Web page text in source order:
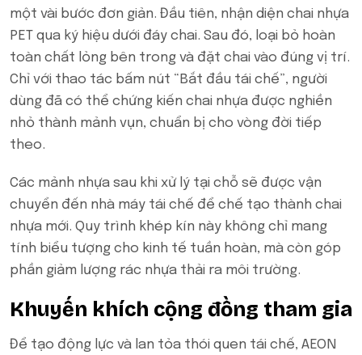
một vài bước đơn giản. Đầu tiên, nhận diện chai nhựa
PET qua ký hiệu dưới đáy chai. Sau đó, loại bỏ hoàn
toàn chất lỏng bên trong và đặt chai vào đúng vị trí.
Chỉ với thao tác bấm nút “Bắt đầu tái chế”, người
dùng đã có thể chứng kiến chai nhựa được nghiền
nhỏ thành mảnh vụn, chuẩn bị cho vòng đời tiếp
theo.
Các mảnh nhựa sau khi xử lý tại chỗ sẽ được vận
chuyển đến nhà máy tái chế để chế tạo thành chai
nhựa mới. Quy trình khép kín này không chỉ mang
tính biểu tượng cho kinh tế tuần hoàn, mà còn góp
phần giảm lượng rác nhựa thải ra môi trường.
Khuyến khích cộng đồng tham gia
Để tạo động lực và lan tỏa thói quen tái chế, AEON